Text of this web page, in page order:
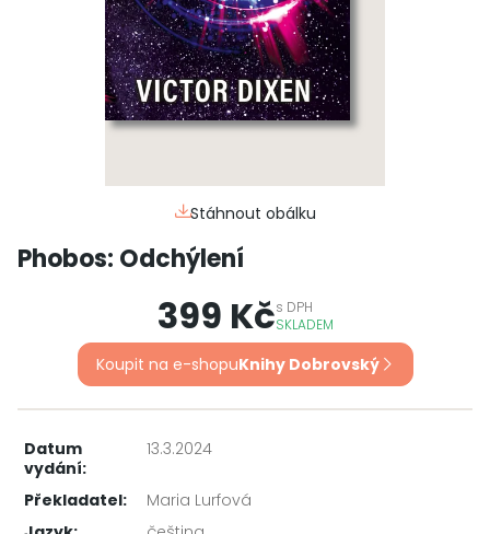
Stáhnout obálku
Phobos: Odchýlení
399 Kčs DPH
SKLADEM
Koupit na e-shopuKnihy Dobrovský
Datum
vydání:
13.3.2024
Překladatel:
Maria Lurfová